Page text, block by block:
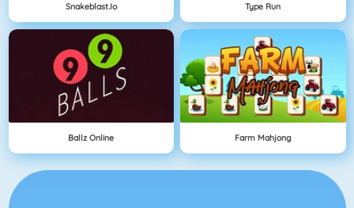
Snakeblast.io Type Run
Ballz Online Farm Mahjong